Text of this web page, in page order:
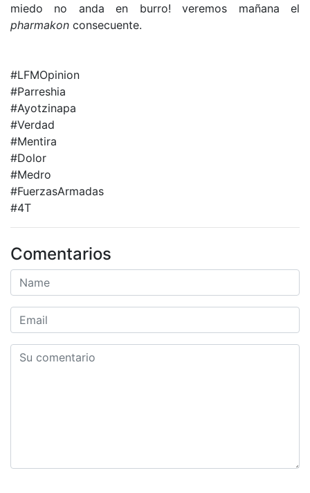
miedo no anda en burro! veremos mañana el
pharmakon consecuente.
#LFMOpinion
#Parreshia
#Ayotzinapa
#Verdad
#Mentira
#Dolor
#Medro
#FuerzasArmadas
#4T
Comentarios